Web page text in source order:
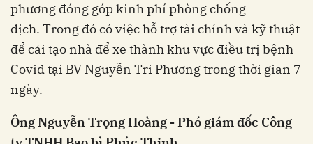
phương đóng góp kinh phí phòng chống
dịch. Trong đó có việc hỗ trợ tài chính và kỹ thuật
để cải tạo nhà để xe thành khu vực điều trị bệnh
Covid tại BV Nguyễn Tri Phương trong thời gian 7
ngày.
Ông Nguyễn Trọng Hoàng - Phó giám đốc Công